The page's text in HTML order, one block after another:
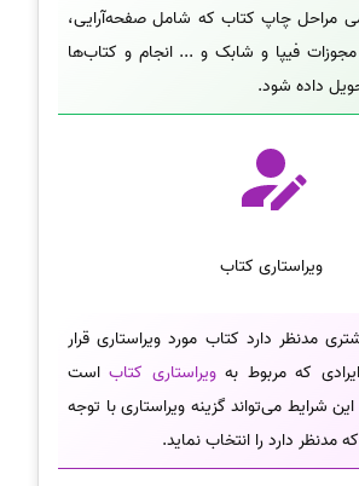
مراحل چاپ کتاب که شامل صفحه‌آرایی،
فیپا و شابک و ... انجام و کتاب‌ها
داده شود.
ویراستاری کتاب
مدنظر دارد کتاب مورد ویراستاری قرار
که مربوط بهویراستاری کتاباست
شرایط می‌تواند گزینه ویراستاری با توجه
مدنظر دارد را انتخاب نماید.